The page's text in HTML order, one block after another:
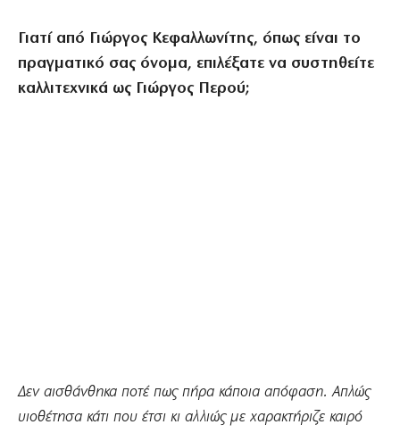
Γιατί από Γιώργος Κεφαλλωνίτης, όπως είναι το
πραγματικό σας όνομα, επιλέξατε να συστηθείτε
καλλιτεχνικά ως Γιώργος Περού;
Δεν αισθάνθηκα ποτέ πως πήρα κάποια απόφαση. Απλώς
υιοθέτησα κάτι που έτσι κι αλλιώς με χαρακτήριζε καιρό